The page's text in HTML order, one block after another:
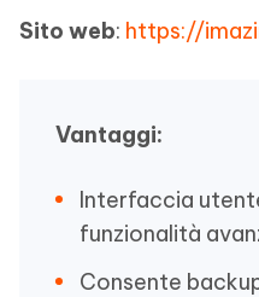
Sito web: https://
Vantaggi:
Interfaccia
funzionalità
Consente